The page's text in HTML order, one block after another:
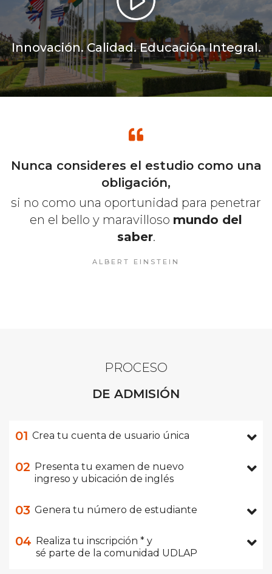
Innovación. Calidad. Educación Integral.
Nunca consideres el estudio como una
obligación,
si no como una oportunidad para penetrar
en el bello y maravilloso mundo del
saber.
ALBERT EINSTEIN
PROCESO
DE ADMISIÓN
01 Crea tu cuenta de usuario única
02 Presenta tu examen de nuevo
ingreso y ubicación de inglés
03 Genera tu número de estudiante
04 Realiza tu inscripción * y
sé parte de la comunidad UDLAP